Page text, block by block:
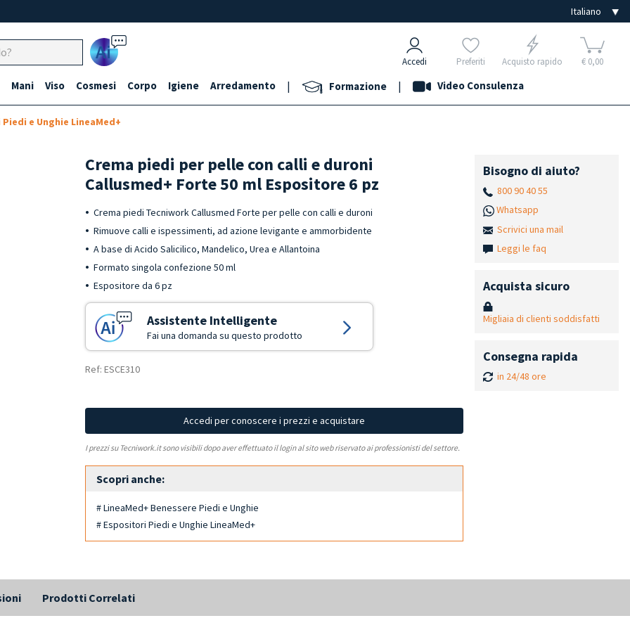
Ai Accedi Preferiti Acquisto rapido € 0,00
Mani Viso Cosmesi Corpo Igiene Arredamento | Formazione | Video Consulenza
e Unghie LineaMed+
Crema piedi per pelle con calli e duroni
Callusmed+ Forte 50 ml Espositore 6 pz
Crema piedi Tecniwork Callusmed Forte per pelle con calli e duroni
Rimuove calli e ispessimenti, ad azione levigante e ammorbidente
A base di Acido Salicilico, Mandelico, Urea e Allantoina
Formato singola confezione 50 ml
Espositore da 6 pz
Assistente Intelligente
Fai una domanda su questo prodotto
Ref: ESCE310
Accedi per conoscere i prezzi e acquistare
I prezzi su Tecniwork.it sono visibili dopo aver effettuato il login al sito web riservato ai professionisti del settore.
Scopri anche:
# LineaMed+ Benessere Piedi e Unghie
# Espositori Piedi e Unghie LineaMed+
Bisogno di aiuto?
800 90 40 55
Whatsapp
Scrivici una mail
Leggi le faq
Acquista sicuro
Migliaia di clienti soddisfatti
Consegna rapida
in 24/48 ore
Prodotti Correlati